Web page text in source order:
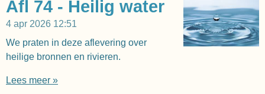
Afl 74 - Heilig water
4 apr 2026 12:51
We praten in deze aflevering over
heilige bronnen en rivieren.
Lees meer »